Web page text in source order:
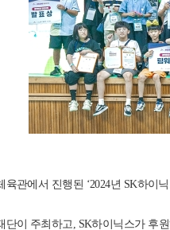
관에서 진행된 ‘2024년 SK하이
단이 주최하고, SK하이닉스가